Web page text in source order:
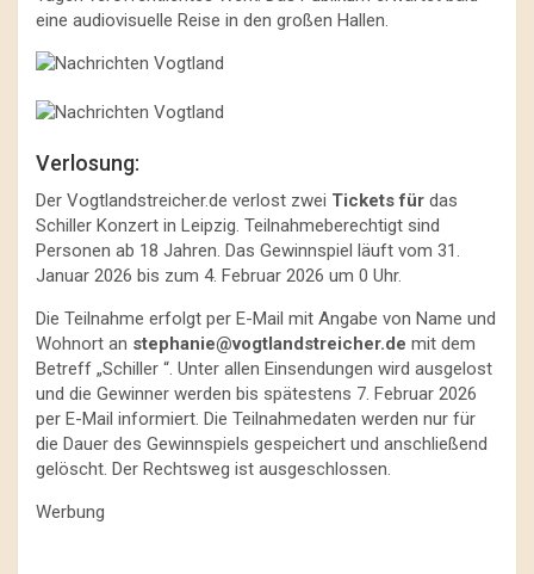
eine audiovisuelle Reise in den großen Hallen.
Verlosung:
Der Vogtlandstreicher.de verlost zwei Tickets für das
Schiller Konzert in Leipzig. Teilnahmeberechtigt sind
Personen ab 18 Jahren. Das Gewinnspiel läuft vom 31.
Januar 2026 bis zum 4. Februar 2026 um 0 Uhr.
Die Teilnahme erfolgt per E-Mail mit Angabe von Name und
Wohnort an stephanie@vogtlandstreicher.de mit dem
Betreff „Schiller “. Unter allen Einsendungen wird ausgelost
und die Gewinner werden bis spätestens 7. Februar 2026
per E-Mail informiert. Die Teilnahmedaten werden nur für
die Dauer des Gewinnspiels gespeichert und anschließend
gelöscht. Der Rechtsweg ist ausgeschlossen.
Werbung